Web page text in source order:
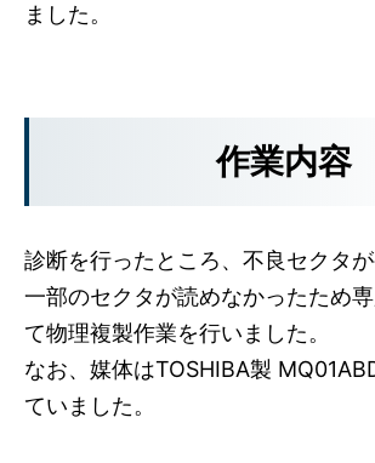
ました。
作業内容
診断を行ったところ、不良セクタ
一部のセクタが読めなかったため
て物理複製作業を行いました。
なお、媒体はTOSHIBA製
ていました。